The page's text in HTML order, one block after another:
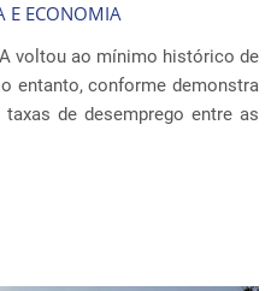
E ECONOMIA
voltou ao mínimo histórico de
entanto, conforme demonstra
de desemprego entre as